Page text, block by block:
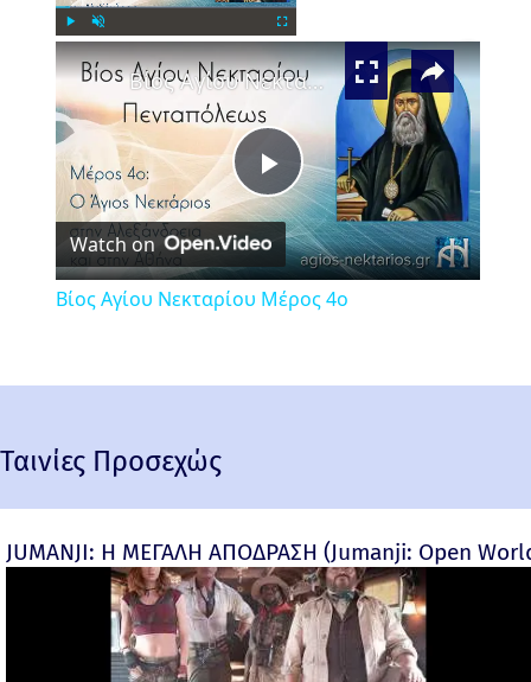
×
Play
Video
Βίος Αγίου Νεκταρίου Μέρος 4ο
Watch on
Βίος Αγίου Νεκταρίου Μέρος 4ο
Ταινίες Προσεχώς
JUMANJI: Η ΜΕΓΑΛΗ ΑΠΟΔΡΑΣΗ (Jumanji: Open